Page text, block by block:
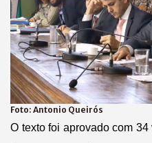
Foto: Antonio Queirós
O texto foi aprovado com